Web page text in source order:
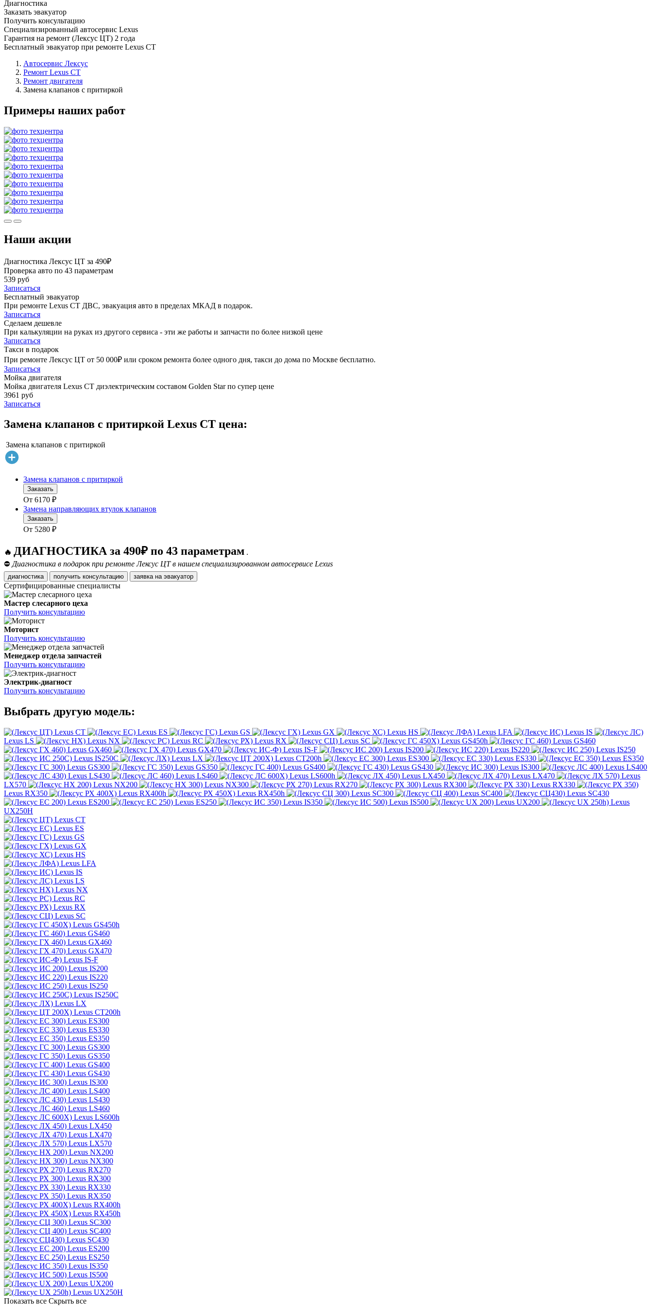
Диагностика
Заказать эвакуатор
Получить консультацию
Специализированный автосервис Lexus
Гарантия на ремонт (Лексус ЦТ) 2 года
Бесплатный эвакуатор при ремонте Lexus CT
Автосервис Лексус
Ремонт Lexus CT
Ремонт двигателя
Замена клапанов с притиркой
Примеры наших работ
Наши акции
Диагностика Лексус ЦТ за 490₽
Проверка авто по 43 параметрам
539 руб
Записаться
Бесплатный эвакуатор
При ремонте Lexus CT ДВС, эвакуация авто в пределах МКАД в подарок.
Записаться
Сделаем дешевле
При калькуляции на руках из другого сервиса - эти же работы и запчасти по более низкой цене
Записаться
Такси в подарок
При ремонте Лексус ЦТ от 50 000₽ или сроком ремонта более одного дня, такси до дома по Москве бесплатно.
Записаться
Мойка двигателя
Мойка двигателя Lexus CT диэлектрическим составом Golden Star по супер цене
3961 руб
Записаться
Замена клапанов с притиркой Lexus CT цена:
Замена клапанов с притиркой
Замена клапанов с притиркой
Заказать
От 6170 ₽
Замена направляющих втулок клапанов
Заказать
От 5280 ₽
🔥 ДИАГНОСТИКА за 490₽ по 43 параметрам .
⛔ Диагностика в подарок при ремонте Лексус ЦТ в нашем специализированном автосервисе Lexus
диагностика получить консультацию заявка на эвакуатор
Сертифицированные специалисты
Мастер слесарного цеха
Получить консультацию
Моторист
Получить консультацию
Менеджер отдела запчастей
Получить консультацию
Электрик-диагност
Получить консультацию
Выбрать другую модель:
Lexus CT Lexus ES Lexus GS Lexus GX Lexus HS Lexus LFA
Lexus IS
Lexus LS
Lexus NX Lexus RC Lexus RX Lexus SC Lexus GS450h
Lexus GS460
Lexus GX460
Lexus GX470 Lexus IS-F Lexus IS200 Lexus IS220
Lexus IS250
Lexus IS250C
Lexus LX Lexus CT200h Lexus ES300 Lexus ES330
Lexus ES350
Lexus GS300
Lexus GS350 Lexus GS400 Lexus GS430 Lexus IS300
Lexus LS400
Lexus LS430
Lexus LS460 Lexus LS600h Lexus LX450 Lexus LX470
Lexus
LX570
Lexus NX200 Lexus NX300 Lexus RX270 Lexus RX300
Lexus RX330
Lexus RX350
Lexus RX400h Lexus RX450h Lexus SC300 Lexus SC400
Lexus SC430
Lexus ES200
Lexus ES250 Lexus IS350 Lexus IS500 Lexus UX200
Lexus
UX250H
Lexus CT
Lexus ES
Lexus GS
Lexus GX
Lexus HS
Lexus LFA
Lexus IS
Lexus LS
Lexus NX
Lexus RC
Lexus RX
Lexus SC
Lexus GS450h
Lexus GS460
Lexus GX460
Lexus GX470
Lexus IS-F
Lexus IS200
Lexus IS220
Lexus IS250
Lexus IS250C
Lexus LX
Lexus CT200h
Lexus ES300
Lexus ES330
Lexus ES350
Lexus GS300
Lexus GS350
Lexus GS400
Lexus GS430
Lexus IS300
Lexus LS400
Lexus LS430
Lexus LS460
Lexus LS600h
Lexus LX450
Lexus LX470
Lexus LX570
Lexus NX200
Lexus NX300
Lexus RX270
Lexus RX300
Lexus RX330
Lexus RX350
Lexus RX400h
Lexus RX450h
Lexus SC300
Lexus SC400
Lexus SC430
Lexus ES200
Lexus ES250
Lexus IS350
Lexus IS500
Lexus UX200
Lexus UX250H
Показать все Скрыть все